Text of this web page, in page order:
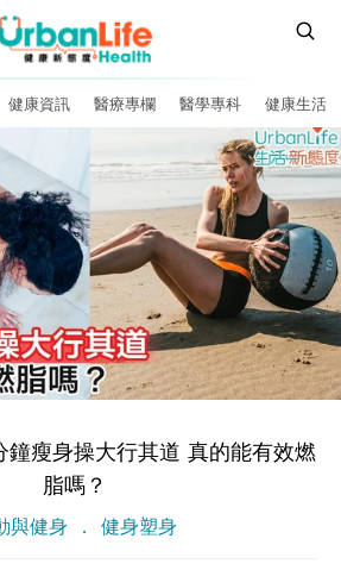
健康資訊 醫療專欄 醫學專科 健康生活
鐘瘦身操大行其道 真的能有效燃
脂嗎？
與健身 健身塑身